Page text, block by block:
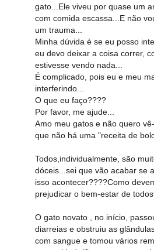
gato...Ele viveu por quase um
com comida escassa...E não
um trauma...
Minha dúvida é se eu posso
eu devo deixar a coisa correr,
estivesse vendo nada...
É complicado, pois eu e meu
interferindo...
O que eu faço????
Por favor, me ajude...
Amo meu gatos e não quero
que não há uma "receita de
Todos,individualmente, são
dóceis...sei que vão acabar se
isso acontecer????Como
prejudicar o bem-estar de
O gato novato , no início,
diarreias e obstruiu as
com sangue e tomou vários